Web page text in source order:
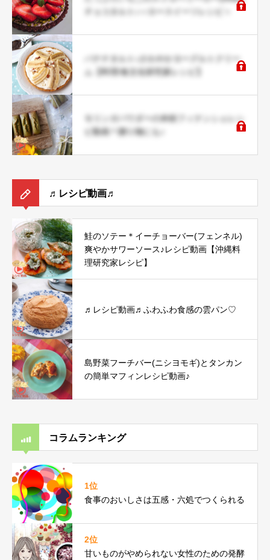
バナナタルト♪さわやかヨーグルトクリー
ム【料理/食文化研究家レシピ】
モリンガパウダーの米粉フィナンシェレシ
ピ動画＊贈り物にも♪
♬レシピ動画♬
鮭のソテー＊イーチョーバー(フェンネル)
爽やかサワーソース♪レシピ動画【沖縄料
理研究家レシピ】
♬レシピ動画♬ふわふわ食感の雲パン♡
島野菜フーチバー(ニシヨモギ)とタンカン
の簡単マフィンレシピ動画♪
コラムランキング
1位
食事のおいしさは五感・六処でつくられる
2位
甘いものがやめられない女性のための発酵